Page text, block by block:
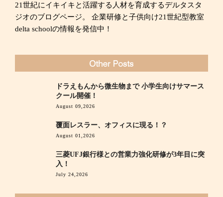
21世紀にイキイキと活躍する人材を育成するデルタスタ
ジオのブログページ。 企業研修と子供向け21世紀型教室
delta schoolの情報を発信中！
ドラえもんから微生物まで 小学生向けサマース
クール開催！
August 09,2026
覆面レスラー、オフィスに現る！？
August 01,2026
三菱UFJ銀行様との営業力強化研修が3年目に突
入！
July 24,2026